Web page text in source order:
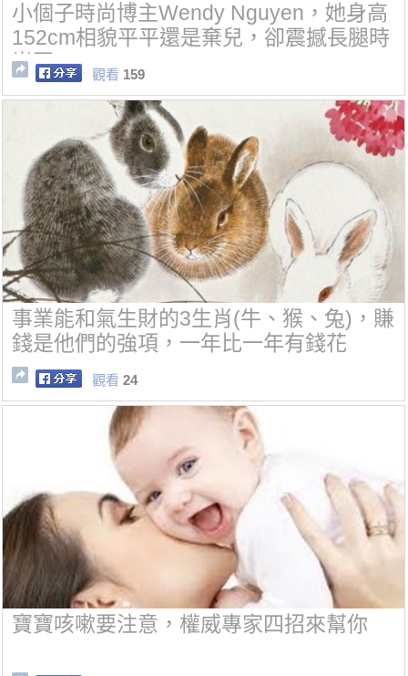
小個子時尚博主Wendy Nguyen，她身高
152cm相貌平平還是棄兒，卻震撼長腿時
尚圈
觀看 159
事業能和氣生財的3生肖(牛、猴、兔)，賺
錢是他們的強項，一年比一年有錢花
觀看 24
寶寶咳嗽要注意，權威專家四招來幫你